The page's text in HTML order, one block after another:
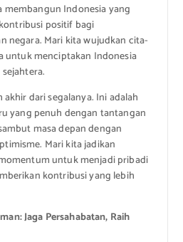
membangun Indonesia yang
positif bagi
negara. Mari kita wujudkan cita-
untuk menciptakan Indonesia
dari segalanya. Ini adalah
yang penuh dengan tantangan
masa depan dengan
Mari kita jadikan
untuk menjadi pribadi
kontribusi yang lebih
Jaga Persahabatan, Raih